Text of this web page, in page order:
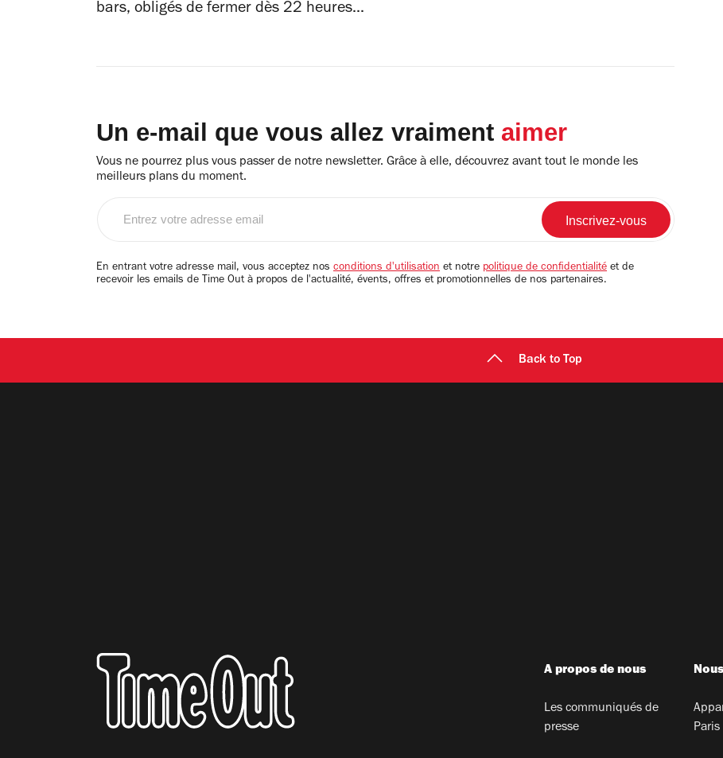
bars, obligés de fermer dès 22 heures...
Un e-mail que vous allez vraiment aimer
Vous ne pourrez plus vous passer de notre newsletter. Grâce à elle, découvrez avant tout le monde les
meilleurs plans du moment.
email
En entrant votre adresse mail, vous acceptez nos conditions d'utilisation et notre politique de confidentialité et de
recevoir les emails de Time Out à propos de l'actualité, évents, offres et promotionnelles de nos partenaires.
Back to Top
A propos de nous
Les communiqués de
presse
Paris